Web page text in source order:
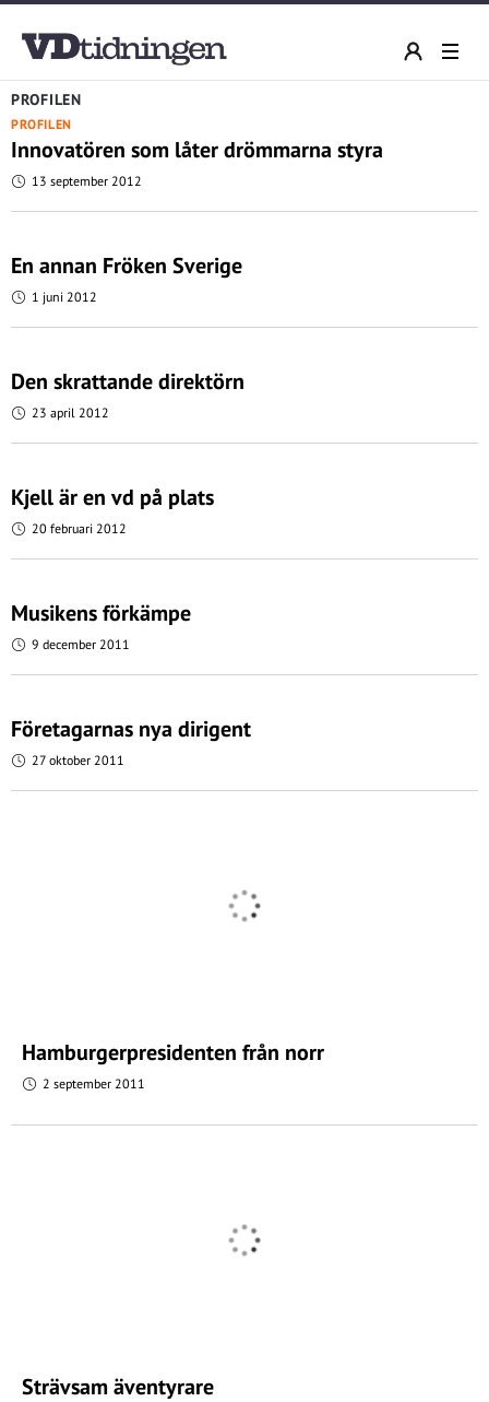
PROFILEN
PROFILEN
Innovatören som låter drömmarna styra
13 september 2012
En annan Fröken Sverige
1 juni 2012
Den skrattande direktörn
23 april 2012
Kjell är en vd på plats
20 februari 2012
Musikens förkämpe
9 december 2011
Företagarnas nya dirigent
27 oktober 2011
Hamburgerpresidenten från norr
2 september 2011
Strävsam äventyrare